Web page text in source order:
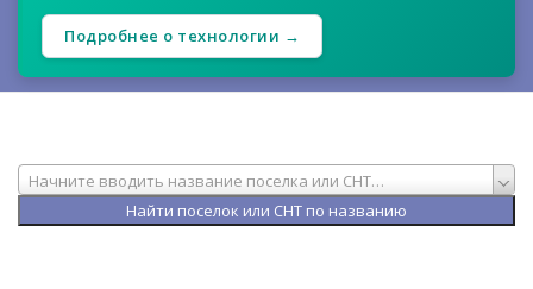
Подробнее о технологии →
Начните вводить название поселка или СНТ…